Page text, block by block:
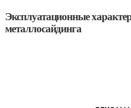
Эксплуатационные
металлосайдинга